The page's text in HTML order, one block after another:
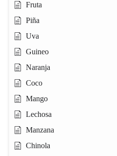
Fruta
Piña
Uva
Guineo
Naranja
Coco
Mango
Lechosa
Manzana
Chinola